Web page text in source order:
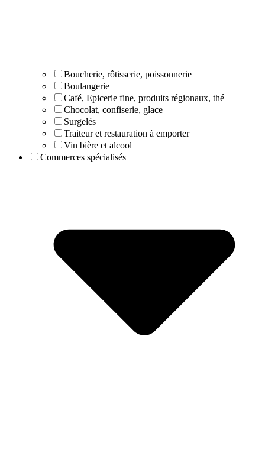
Boucherie, rôtisserie, poissonnerie
Boulangerie
Café, Epicerie fine, produits régionaux, thé
Chocolat, confiserie, glace
Surgelés
Traiteur et restauration à emporter
Vin bière et alcool
Commerces spécialisés